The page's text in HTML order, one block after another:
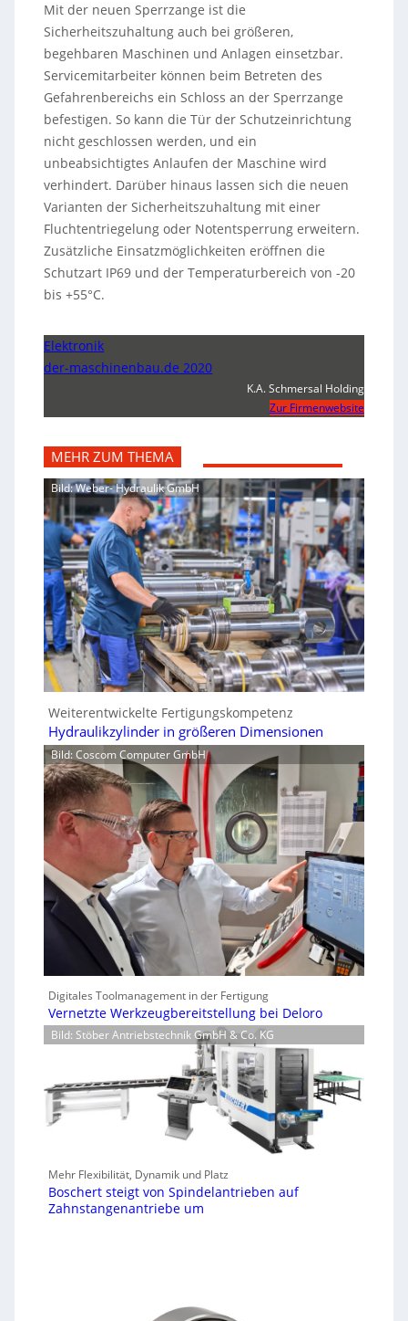
Mit der neuen Sperrzange ist die
Sicherheitszuhaltung auch bei größeren,
begehbaren Maschinen und Anlagen einsetzbar.
Servicemitarbeiter können beim Betreten des
Gefahrenbereichs ein Schloss an der Sperrzange
befestigen. So kann die Tür der Schutzeinrichtung
nicht geschlossen werden, und ein
unbeabsichtigtes Anlaufen der Maschine wird
verhindert. Darüber hinaus lassen sich die neuen
Varianten der Sicherheitszuhaltung mit einer
Fluchtentriegelung oder Notentsperrung erweitern.
Zusätzliche Einsatzmöglichkeiten eröffnen die
Schutzart IP69 und der Temperaturbereich von -20
bis +55°C.
Elektronik
der-maschinenbau.de 2020
K.A. Schmersal Holding
Zur Firmenwebsite
MEHR ZUM THEMA
Bild: Weber- Hydraulik GmbH
Weiterentwickelte Fertigungskompetenz
Hydraulikzylinder in größeren Dimensionen
Bild: Coscom Computer GmbH
Digitales Toolmanagement in der Fertigung
Vernetzte Werkzeugbereitstellung bei Deloro
Bild: Stöber Antriebstechnik GmbH & Co. KG
Mehr Flexibilität, Dynamik und Platz
Boschert steigt von Spindelantrieben auf
Zahnstangenantriebe um